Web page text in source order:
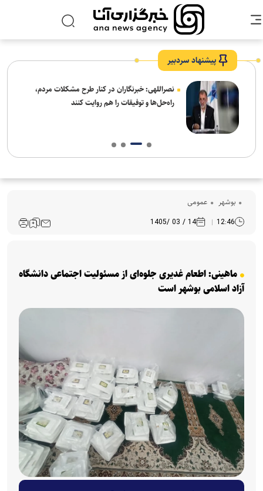
پیشنهاد سردبیر
نصراللهی: خبرنگاران در کنار طرح مشکلات مردم،
راه‌حل‌ها و توفیقات را هم روایت کنند
بوشهر عمومی
12:46
14 / 03 /1405
ماهینی: اطعام غدیری جلوه‌ای از مسئولیت اجتماعی دانشگاه
آزاد اسلامی بوشهر است